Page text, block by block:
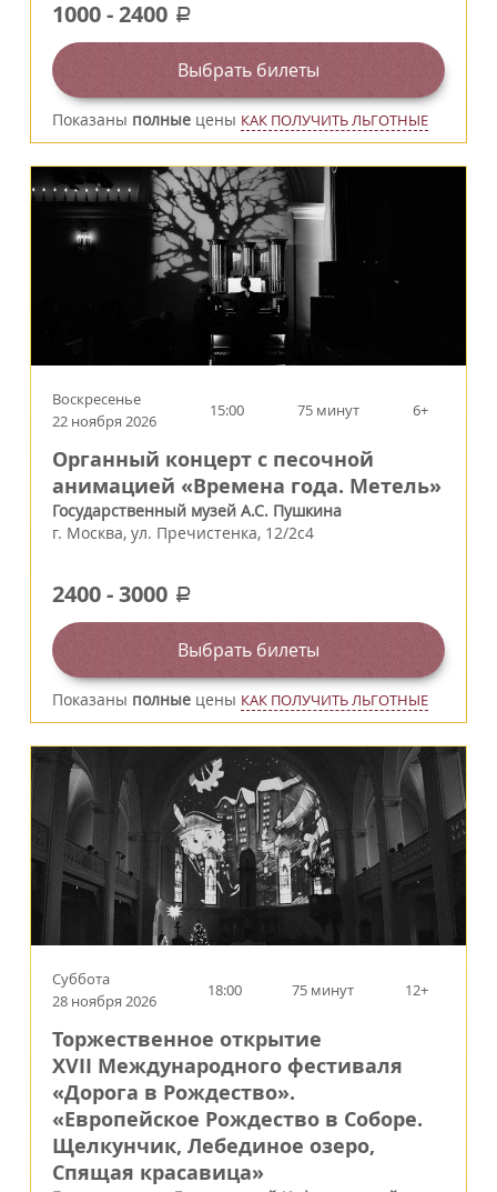
1000-2400 a
Выбрать билеты
Показаны полные цены КАК ПОЛУЧИТЬ ЛЬГОТНЫЕ
Воскресенье
22 ноября 2026
15:00 75 минут 6+
Органный концерт с песочной
анимацией «Времена года. Метель»
Государственный музей А.С. Пушкина
г. Москва, ул. Пречистенка, 12/2c4
2400-3000 a
Выбрать билеты
Показаны полные цены КАК ПОЛУЧИТЬ ЛЬГОТНЫЕ
Суббота
28 ноября 2026
18:00 75 минут 12+
Торжественное открытие
XVII Международного фестиваля
«Дорога в Рождество».
«Европейское Рождество в Соборе.
Щелкунчик, Лебединое озеро,
Спящая красавица»